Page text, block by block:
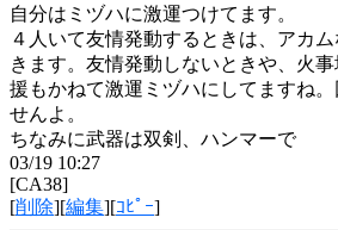
自分はミヅハに激運つけてます。
４人いて友情発動するときは、アカ
きます。友情発動しないときや、火
援もかねて激運ミヅハにしてますね
せんよ。
ちなみに武器は双剣、ハンマーで
03/19 10:27
[CA38]
[削除][編集][ｺﾋﾟｰ]